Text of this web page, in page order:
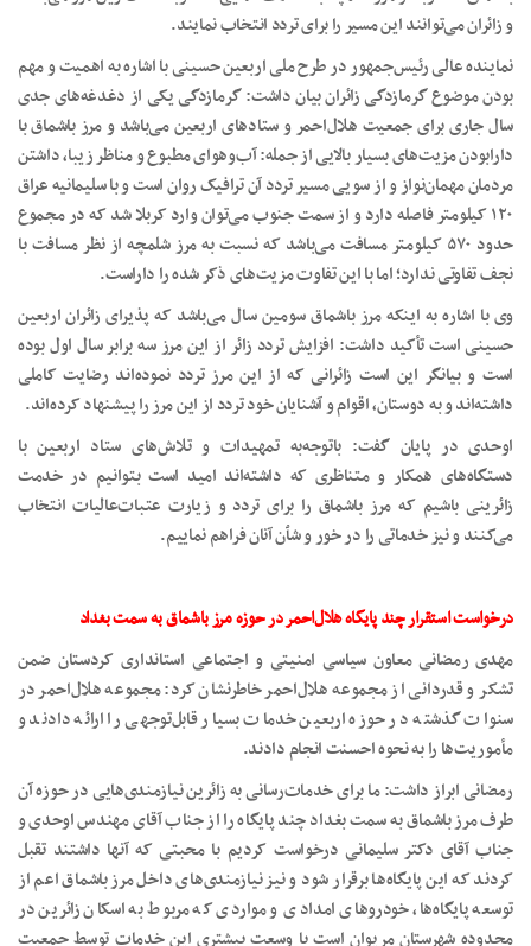
و زائران می‌توانند این مسیر را برای تردد انتخاب نمایند.
نماینده عالی رئیس‌جمهور در طرح ملی اربعین حسینی با اشاره به اهمیت و مهم
بودن موضوع گرمازدگی زائران بیان داشت: گرمازدگی یکی از دغدغه‌های جدی
سال جاری برای جمعیت هلال‌احمر و ستادهای اربعین می‌باشد و مرز باشماق با
دارابودن مزیت‌های بسیار بالایی از جمله: آب‌وهوای مطبوع و مناظر زیبا، داشتن
مردمان مهمان‌نواز و از سویی مسیر تردد آن ترافیک روان است و با سلیمانیه عراق
۱۲۰ کیلومتر فاصله دارد و از سمت جنوب می‌توان وارد کربلا شد که در مجموع
حدود ۵۷۰ کیلومتر مسافت می‌باشد که نسبت به مرز شلمچه از نظر مسافت با
نجف تفاوتی ندارد؛ اما با این تفاوت مزیت‌های ذکر شده را داراست.
وی با اشاره به اینکه مرز باشماق سومین سال می‌باشد که پذیرای زائران اربعین
حسینی است تأکید داشت: افزایش تردد زائر از این مرز سه برابر سال اول بوده
است و بیانگر این است زائرانی که از این مرز تردد نموده‌اند رضایت کاملی
داشته‌اند و به دوستان، اقوام و آشنایان خود تردد از این مرز را پیشنهاد کرده‌اند.
اوحدی در پایان گفت: باتوجه‌به تمهیدات و تلاش‌های ستاد اربعین با
دستگاه‌های همکار و متناظری که داشته‌اند امید است بتوانیم در خدمت
زائرینی باشیم که مرز باشماق را برای تردد و زیارت عتبات‌عالیات انتخاب
می‌کنند و نیز خدماتی را در خور و شٱن آنان فراهم نماییم.
درخواست استقرار چند پایگاه هلال‌احمر در حوزه مرز باشماق به سمت بغداد
مهدی رمضانی معاون سیاسی امنیتی و اجتماعی استانداری کردستان ضمن
تشکر و قدردانی از مجموعه هلال‌احمر خاطرنشان کرد: مجموعه هلال‌احمر در
سنوات گذشته در حوزه اربعین خدمات بسیار قابل‌توجهی را ارائه دادند و
مأموریت‌ها را به نحوه احسنت انجام دادند.
رمضانی ابراز داشت: ما برای خدمات‌رسانی به زائرین نیازمندی‌هایی در حوزه آن
طرف مرز باشماق به سمت بغداد چند پایگاه را از جناب آقای مهندس اوحدی و
جناب آقای دکتر سلیمانی درخواست کردیم با محبتی که آنها داشتند تقبل
کردند که این پایگاه‌ها برقرار شود و نیز نیازمندی‌های داخل مرز باشماق اعم از
توسعه پایگاه‌ها، خودروهای امدادی و مواردی که مربوط به اسکان زائرین در
محدوده شهرستان مریوان است با وسعت بیشتری این خدمات توسط جمعیت